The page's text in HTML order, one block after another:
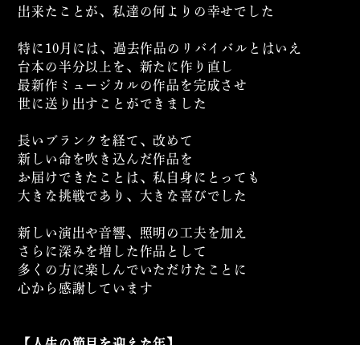
出来たことが、私達の何よりの幸せでした
特に10月には、過去作品のリバイバルとはいえ
台本の半分以上を、新たに作り直し
最新作ミュージカルの作品を完成させ
世に送り出すことができました
長いブランクを経て、改めて
新しい命を吹き込んだ作品を
お届けできたことは、私自身にとっても
大きな挑戦であり、大きな喜びでした
新しい演出や音響、照明の工夫を加え
さらに深みを増した作品として
多くの方に楽しんでいただけたことに
心から感謝しています